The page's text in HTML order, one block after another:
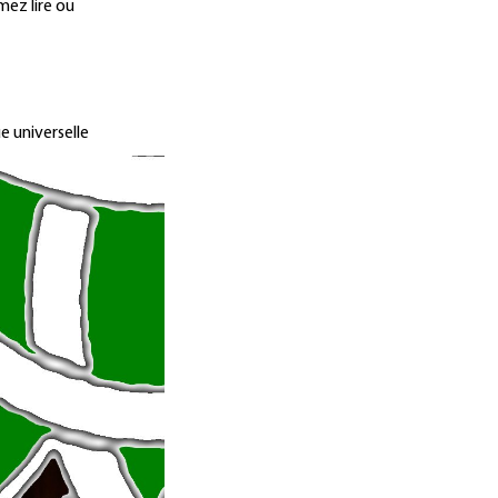
lire ou
universelle